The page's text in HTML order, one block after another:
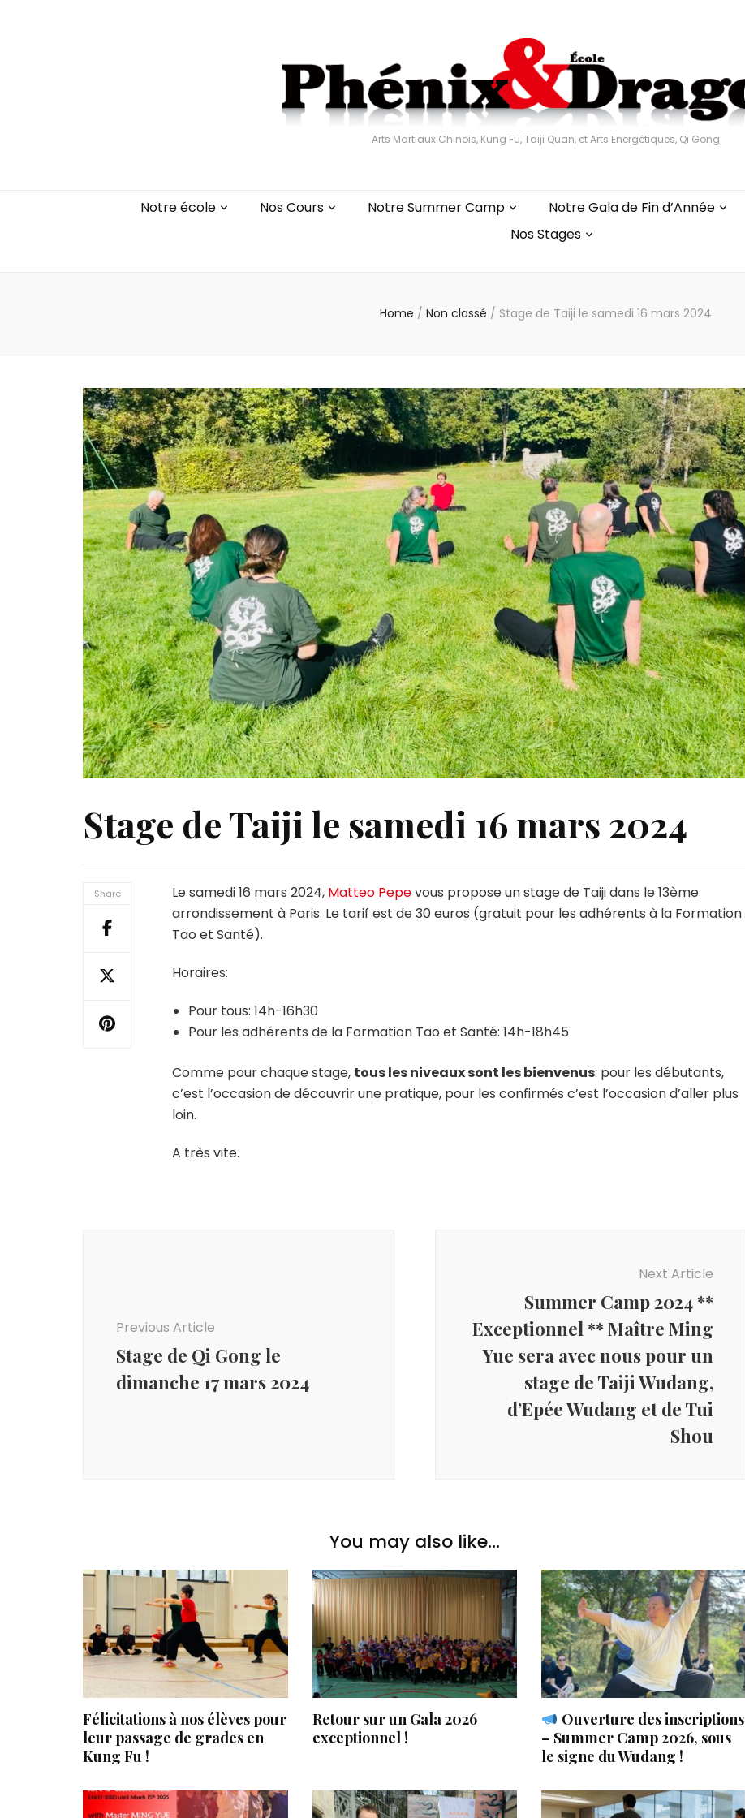
Arts Martiaux Chinois, Kung Fu, Taiji Quan, et Arts Energétiques, Qi Gong
Notre école Nos Cours Notre Summer Camp Notre Gala de Fin d’Année
Nos Stages
Home / Non classé / Stage de Taiji le samedi 16 mars 2024
Stage de Taiji le samedi 16 mars 2024
Share Le samedi 16 mars 2024, Matteo Pepevous propose un stage de Taiji dans le 13ème
arrondissement à Paris. Le tarif est de 30 euros (gratuit pour les adhérents à la Formation
Tao et Santé).
Horaires:
Pour tous: 14h-16h30
Pour les adhérents de la Formation Tao et Santé: 14h-18h45
Comme pour chaque stage, tous les niveaux sont les bienvenus: pour les débutants,
c’est l’occasion de découvrir une pratique, pour les confirmés c’est l’occasion d’aller plus
loin.
A très vite.
Previous Article
Stage de Qi Gong le
dimanche 17 mars 2024
Next Article
Summer Camp 2024 **
Exceptionnel ** Maître Ming
Yue sera avec nous pour un
stage de Taiji Wudang,
d’Epée Wudang et de Tui
Shou
You may also like...
Félicitations à nos élèves pour
leur passage de grades en
Kung Fu !
Retour sur un Gala 2026
exceptionnel !
Ouverture des inscriptions
– Summer Camp 2026, sous
le signe du Wudang !